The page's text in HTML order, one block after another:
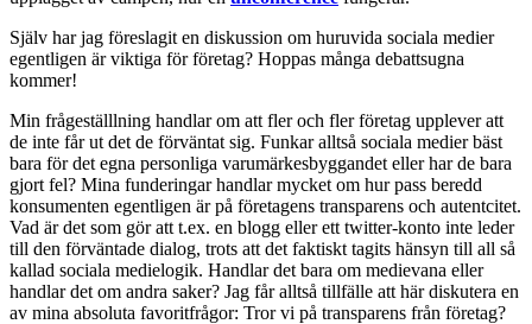
Själv har jag föreslagit en diskussion om huruvida sociala medier
egentligen är viktiga för företag? Hoppas många debattsugna
kommer!
Min frågeställlning handlar om att fler och fler företag upplever att
de inte får ut det de förväntat sig. Funkar alltså sociala medier bäst
bara för det egna personliga varumärkesbyggandet eller har de bara
gjort fel? Mina funderingar handlar mycket om hur pass beredd
konsumenten egentligen är på företagens transparens och autentcitet.
Vad är det som gör att t.ex. en blogg eller ett twitter-konto inte leder
till den förväntade dialog, trots att det faktiskt tagits hänsyn till all så
kallad sociala medielogik. Handlar det bara om medievana eller
handlar det om andra saker? Jag får alltså tillfälle att här diskutera en
av mina absoluta favoritfrågor: Tror vi på transparens från företag?